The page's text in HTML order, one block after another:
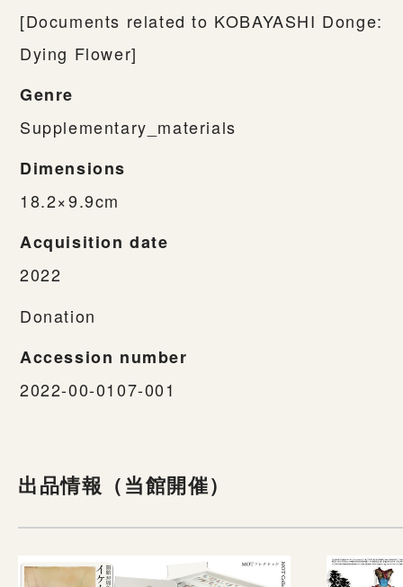
[Documents related to KOBAYASHI Donge:
Dying Flower]
Genre
Supplementary_materials
Dimensions
18.2×9.9cm
Acquisition date
2022
Donation
Accession number
2022-00-0107-001
出品情報（当館開催）